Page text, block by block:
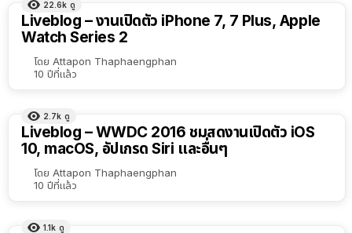
22.6k ดู
Liveblog – งานเปิดตัว iPhone 7, 7 Plus, Apple
Watch Series 2
โดย Attapon Thaphaengphan
10 ปีที่แล้ว
2.7k ดู
Liveblog – WWDC 2016 ชมสดงานเปิดตัว iOS
10, macOS, อัปเกรด Siri และอื่นๆ
โดย Attapon Thaphaengphan
10 ปีที่แล้ว
1.1k ดู